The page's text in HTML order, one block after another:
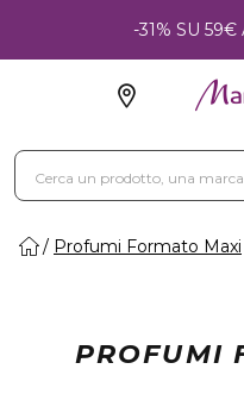
-31% SU 59€
Profumi Formato Maxi
PROFUMI